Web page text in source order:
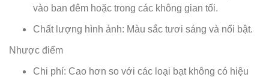
vào ban đêm hoặc trong các không gian tối.
Chất lượng hình ảnh: Màu sắc tươi sáng và nổi bật.
Nhược điểm
Chi phí: Cao hơn so với các loại bạt không có hiệu